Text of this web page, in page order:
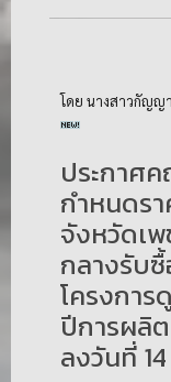
โดย นางสาวกัญญ
ประกาศ
กำหนดรา
จังหวัดเ
กลางรับ
โครงกา
ปีการผลิ
ลงวันที่